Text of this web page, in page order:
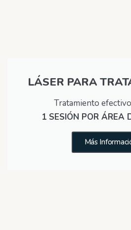
LÁSER PARA
Tratamiento
1 SESIÓN POR ÁREA
Más